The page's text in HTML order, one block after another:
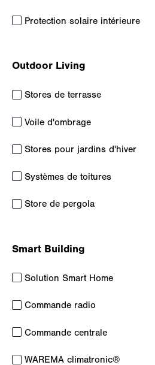
Protection solaire intérieure
Outdoor Living
Stores de terrasse
Voile d'ombrage
Stores pour jardins d'hiver
Systèmes de toitures
Store de pergola
Smart Building
Solution Smart Home
Commande radio
Commande centrale
WAREMA climatronic®